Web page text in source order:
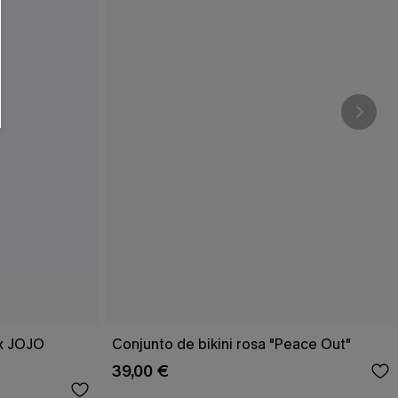
JOJO
Conjunto de bikini rosa "Peace Out"
39,00 €
formulario, usted acepta nuestros
de Cupshe en cualquier momento del
y ofertas adaptados a su perfil.